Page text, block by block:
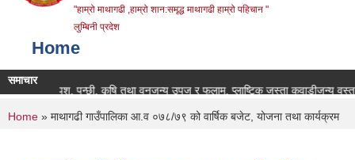
"हाम्रो माथागढी ,हाम्रो शान:समृद्ध माथागढी हाम्रो पहिचान "
लुम्बिनी प्रदेश
Home
समाचार
पशु, पन्छी, कृषि तथा वनजन्य उपज र फलाम, प्लाष्टिक जस्ता कवाडीजन्य
You are here
Home » माथागढी गाउँपालिका आ.व ०७८/७९ को वार्षिक बजेट, योजना तथा कार्यक्रम